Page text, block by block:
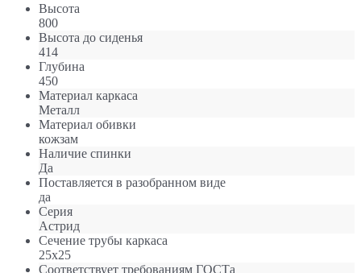
Высота
800
Высота до сиденья
414
Глубина
450
Материал каркаса
Металл
Материал обивки
кожзам
Наличие спинки
Да
Поставляется в разобранном виде
да
Серия
Астрид
Сечение трубы каркаса
25х25
Соответствует требованиям ГОСТа